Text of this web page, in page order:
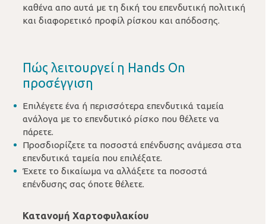
καθένα απο αυτά με τη δική του επενδυτική πολιτική
και διαφορετικό προφίλ ρίσκου και απόδοσης.
Πώς λειτουργεί η Hands On
προσέγγιση
Επιλέγετε ένα ή περισσότερα επενδυτικά ταμεία
ανάλογα με το επενδυτικό ρίσκο που θέλετε να
πάρετε.
Προσδιορίζετε τα ποσοστά επένδυσης ανάμεσα στα
επενδυτικά ταμεία που επιλέξατε.
Έχετε το δικαίωμα να αλλάξετε τα ποσοστά
επένδυσης σας όποτε θέλετε.
Κατανομή Χαρτοφυλακίου